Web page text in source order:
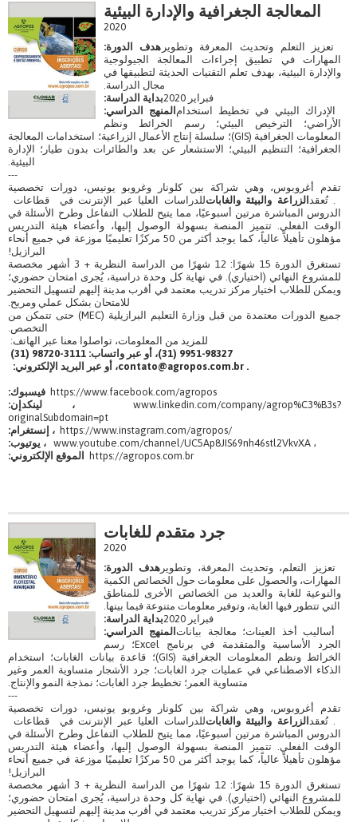
المعالجة الجغرافية والإدارة البيئية
2020
هدف الدورة: تعزيز التعلم وتحديث المعرفة وتطوير
المهارات في تطبيق إجراءات المعالجة الجيولوجية
والإدارة البيئية، بهدف تعلم التقنيات الحديثة لتطبيقها في
مجال الدراسة.
بداية الدراسة:
فبراير 2020
المنهج الدراسي: الإدراك البيئي في تخطيط استخدام
الأراضي؛ الترخيص البيئي؛ رسم الخرائط ونظم
المعلومات الجغرافية (GIS)؛ سلسلة إنتاج الأعمال الزراعية؛ استخدامات المعالجة
الجغرافية؛ التنظيم البيئي؛ الاستشعار عن بعد والطائرات بدون طيار؛ الإدارة
البيئية.
---
تقدم أغروبوس، وهي شراكة بين كلونار وغروبو يونيس، دورات تخصصية
للدراسات العليا عبر الإنترنت في قطاعاتالزراعة والبيئة والغابات . تُعقد
الدروس المباشرة مرتين أسبوعيًا، مما يتيح للطلاب التفاعل وطرح الأسئلة في
الوقت الفعلي. تتميز المنصة بسهولة الوصول إليها، وأعضاء هيئة التدريس
مؤهلون تأهيلاً عالياً، كما يوجد أكثر من 50 مركزًا تعليميًا موزعة في جميع أنحاء
البرازيل!
تستغرق الدورة 15 شهرًا: 12 شهرًا من الدراسة النظرية + 3 أشهر مخصصة
للمشروع النهائي (اختياري). في نهاية كل وحدة دراسية، يُجرى امتحان حضوري؛
ويمكن للطلاب اختيار مركز تدريب معتمد في أقرب مدينة إليهم لتسهيل التحضير
للامتحان بشكل عملي ومريح.
جميع الدورات معتمدة من قبل وزارة التعليم البرازيلية (MEC) حتى تتمكن من
التخصص.
للمزيد من المعلومات، تواصلوا معنا عبر الهاتف:
9951-98327 (31)، أو عبر واتساب: 3111-98720 (31)
، أو عبر البريد الإلكتروني:contato@agropos.com.br .
فيسبوك: https://www.facebook.com/agropos
، لينكدإن:www.linkedin.com/company/agrop%C3%B3s?
originalSubdomain=pt
، إنستغرام: https://www.instagram.com/agropos/
، يوتيوب: www.youtube.com/channel/UC5Ap8JIS69nh46stl2VkvXA ،
الموقع الإلكتروني:
https://agropos.com.br
جرد متقدم للغابات
2020
هدف الدورة: تعزيز التعلم، وتحديث المعرفة، وتطوير
المهارات، والحصول على معلومات حول الخصائص الكمية
والنوعية للغابة والعديد من الخصائص الأخرى للمناطق
التي تتطور فيها الغابة، وتوفير معلومات متنوعة فيما بينها.
بداية الدراسة:
فبراير 2020
المنهج الدراسي:أساليب أخذ العينات؛ معالجة بيانات
الجرد الأساسية والمتقدمة في برنامج Excel؛ رسم
الخرائط ونظم المعلومات الجغرافية (GIS)؛ قاعدة بيانات الغابات؛ استخدام
الذكاء الاصطناعي في عمليات جرد الغابات؛ جرد الأشجار متساوية العمر وغير
متساوية العمر؛ تخطيط جرد الغابات؛ نمذجة النمو والإنتاج.
---
تقدم أغروبوس، وهي شراكة بين كلونار وغروبو يونيس، دورات تخصصية
للدراسات العليا عبر الإنترنت في قطاعاتالزراعة والبيئة والغابات . تُعقد
الدروس المباشرة مرتين أسبوعيًا، مما يتيح للطلاب التفاعل وطرح الأسئلة في
الوقت الفعلي. تتميز المنصة بسهولة الوصول إليها، وأعضاء هيئة التدريس
مؤهلون تأهيلاً عالياً، كما يوجد أكثر من 50 مركزًا تعليميًا موزعة في جميع أنحاء
البرازيل!
تستغرق الدورة 15 شهرًا: 12 شهرًا من الدراسة النظرية + 3 أشهر مخصصة
للمشروع النهائي (اختياري). في نهاية كل وحدة دراسية، يُجرى امتحان حضوري؛
ويمكن للطلاب اختيار مركز تدريب معتمد في أقرب مدينة إليهم لتسهيل التحضير